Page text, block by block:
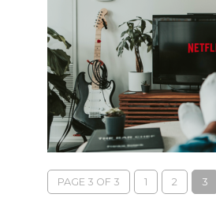
PAGE 3 OF 3 1 2 3